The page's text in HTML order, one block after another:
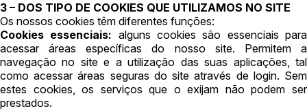
3 – DOS TIPO DE COOKIES QUE UTILIZAMOS NO SITE
Os nossos cookies têm diferentes funções:
Cookies essenciais: alguns cookies são essenciais para
acessar áreas específicas do nosso site. Permitem a
navegação no site e a utilização das suas aplicações, tal
como acessar áreas seguras do site através de login. Sem
estes cookies, os serviços que o exijam não podem ser
prestados.